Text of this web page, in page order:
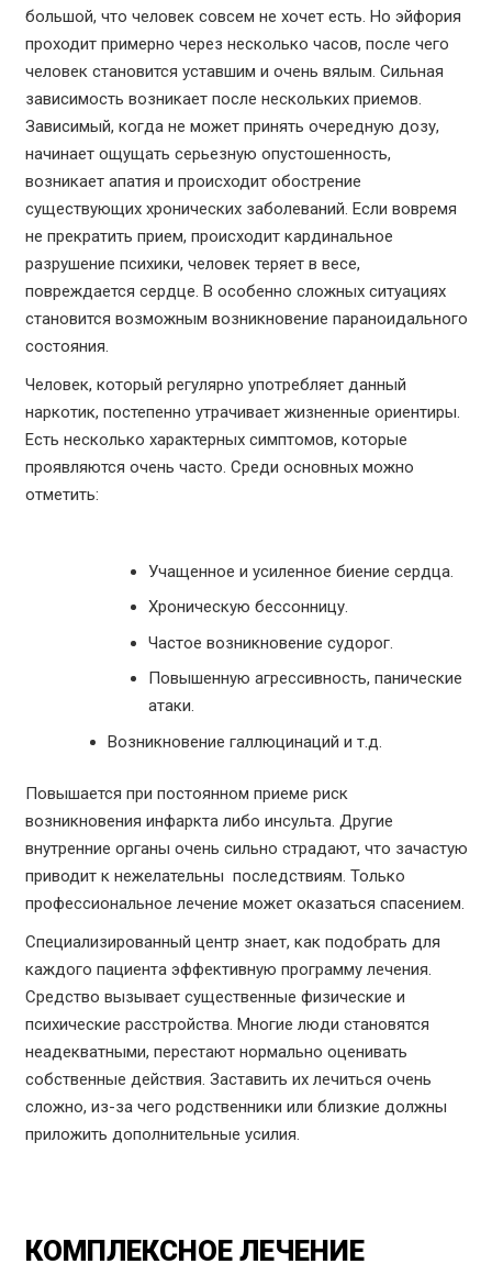
большой, что человек совсем не хочет есть. Но эйфория
проходит примерно через несколько часов, после чего
человек становится уставшим и очень вялым. Сильная
зависимость возникает после нескольких приемов.
Зависимый, когда не может принять очередную дозу,
начинает ощущать серьезную опустошенность,
возникает апатия и происходит обострение
существующих хронических заболеваний. Если вовремя
не прекратить прием, происходит кардинальное
разрушение психики, человек теряет в весе,
повреждается сердце. В особенно сложных ситуациях
становится возможным возникновение параноидального
состояния.
Человек, который регулярно употребляет данный
наркотик, постепенно утрачивает жизненные ориентиры.
Есть несколько характерных симптомов, которые
проявляются очень часто. Среди основных можно
отметить:
Учащенное и усиленное биение сердца.
Хроническую бессонницу.
Частое возникновение судорог.
Повышенную агрессивность, панические
атаки.
Возникновение галлюцинаций и т.д.
Повышается при постоянном приеме риск
возникновения инфаркта либо инсульта. Другие
внутренние органы очень сильно страдают, что зачастую
приводит к нежелательны последствиям. Только
профессиональное лечение может оказаться спасением.
Специализированный центр знает, как подобрать для
каждого пациента эффективную программу лечения.
Средство вызывает существенные физические и
психические расстройства. Многие люди становятся
неадекватными, перестают нормально оценивать
собственные действия. Заставить их лечиться очень
сложно, из-за чего родственники или близкие должны
приложить дополнительные усилия.
КОМПЛЕКСНОЕ ЛЕЧЕНИЕ